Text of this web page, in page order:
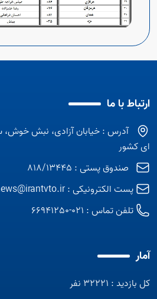
ارتباط با ما
آدرس : خیابان آزادی، نبش خوش،
ای کشور
صندوق پستی : 818/13445
پست الکترونیکی :
تلفن تماس : 021-66941250
آمار
کل بازدید : 32221 نفر